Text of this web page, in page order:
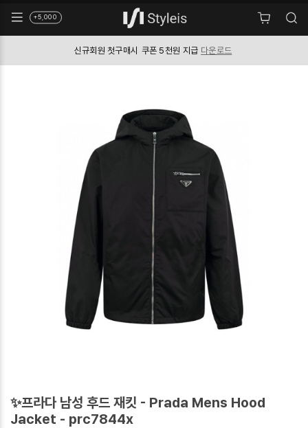
+5,000
신규회원 첫구매시 쿠폰 5천원 지급 다운로드
✨프라다 남성 후드 재킷 - Prada Mens Hood
Jacket - prc7844x